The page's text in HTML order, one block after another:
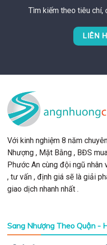
Tìm kiếm theo tiêu chí,
LIÊN
Với kinh nghiệm 8 năm
Nhượng , Mặt Bằng , BĐS
Phước An cùng đội ngũ nhân
, tư vấn , định giá sẽ là giải
giao dịch nhanh nhất .
Sang Nhượng Theo Quận -